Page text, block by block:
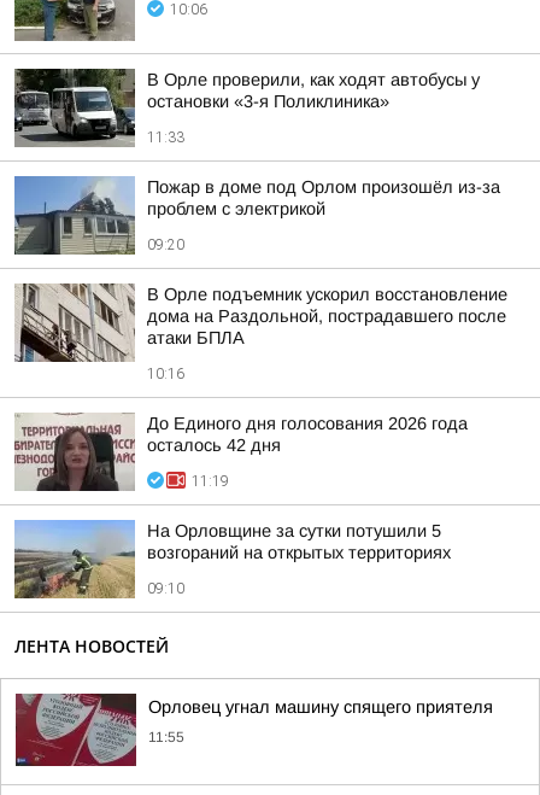
10:06
В Орле проверили, как ходят автобусы у
остановки «3-я Поликлиника»
11:33
Пожар в доме под Орлом произошёл из-за
проблем с электрикой
09:20
В Орле подъемник ускорил восстановление
дома на Раздольной, пострадавшего после
атаки БПЛА
10:16
До Единого дня голосования 2026 года
осталось 42 дня
11:19
На Орловщине за сутки потушили 5
возгораний на открытых территориях
09:10
ЛЕНТА НОВОСТЕЙ
Орловец угнал машину спящего приятеля
11:55